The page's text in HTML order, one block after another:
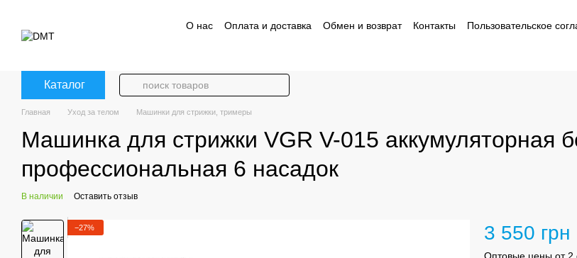
О нас
Оплата и доставка Обмен и возврат Контакты
Пользовательское
Каталог
Главная Уход за телом Машинки для стрижки, тримеры
Машинка для стрижки VGR V-015 аккумуляторная
профессиональная 6 насадок
В наличии Оставить отзыв
−27% 3 550 грн